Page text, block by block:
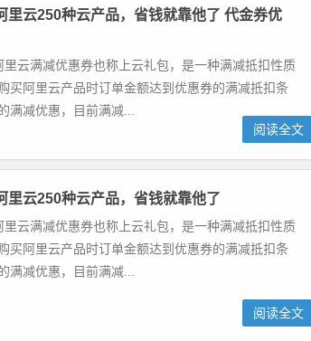
里云250种云产品，省钱就靠他了 代金券优
云满减优惠券也称上云礼包，是一种满减抵扣性质
买阿里云产品时订单金额达到优惠券的满减抵扣条
满减优惠，目前满减...
阅读全文
里云250种云产品，省钱就靠他了
云满减优惠券也称上云礼包，是一种满减抵扣性质
买阿里云产品时订单金额达到优惠券的满减抵扣条
满减优惠，目前满减...
阅读全文